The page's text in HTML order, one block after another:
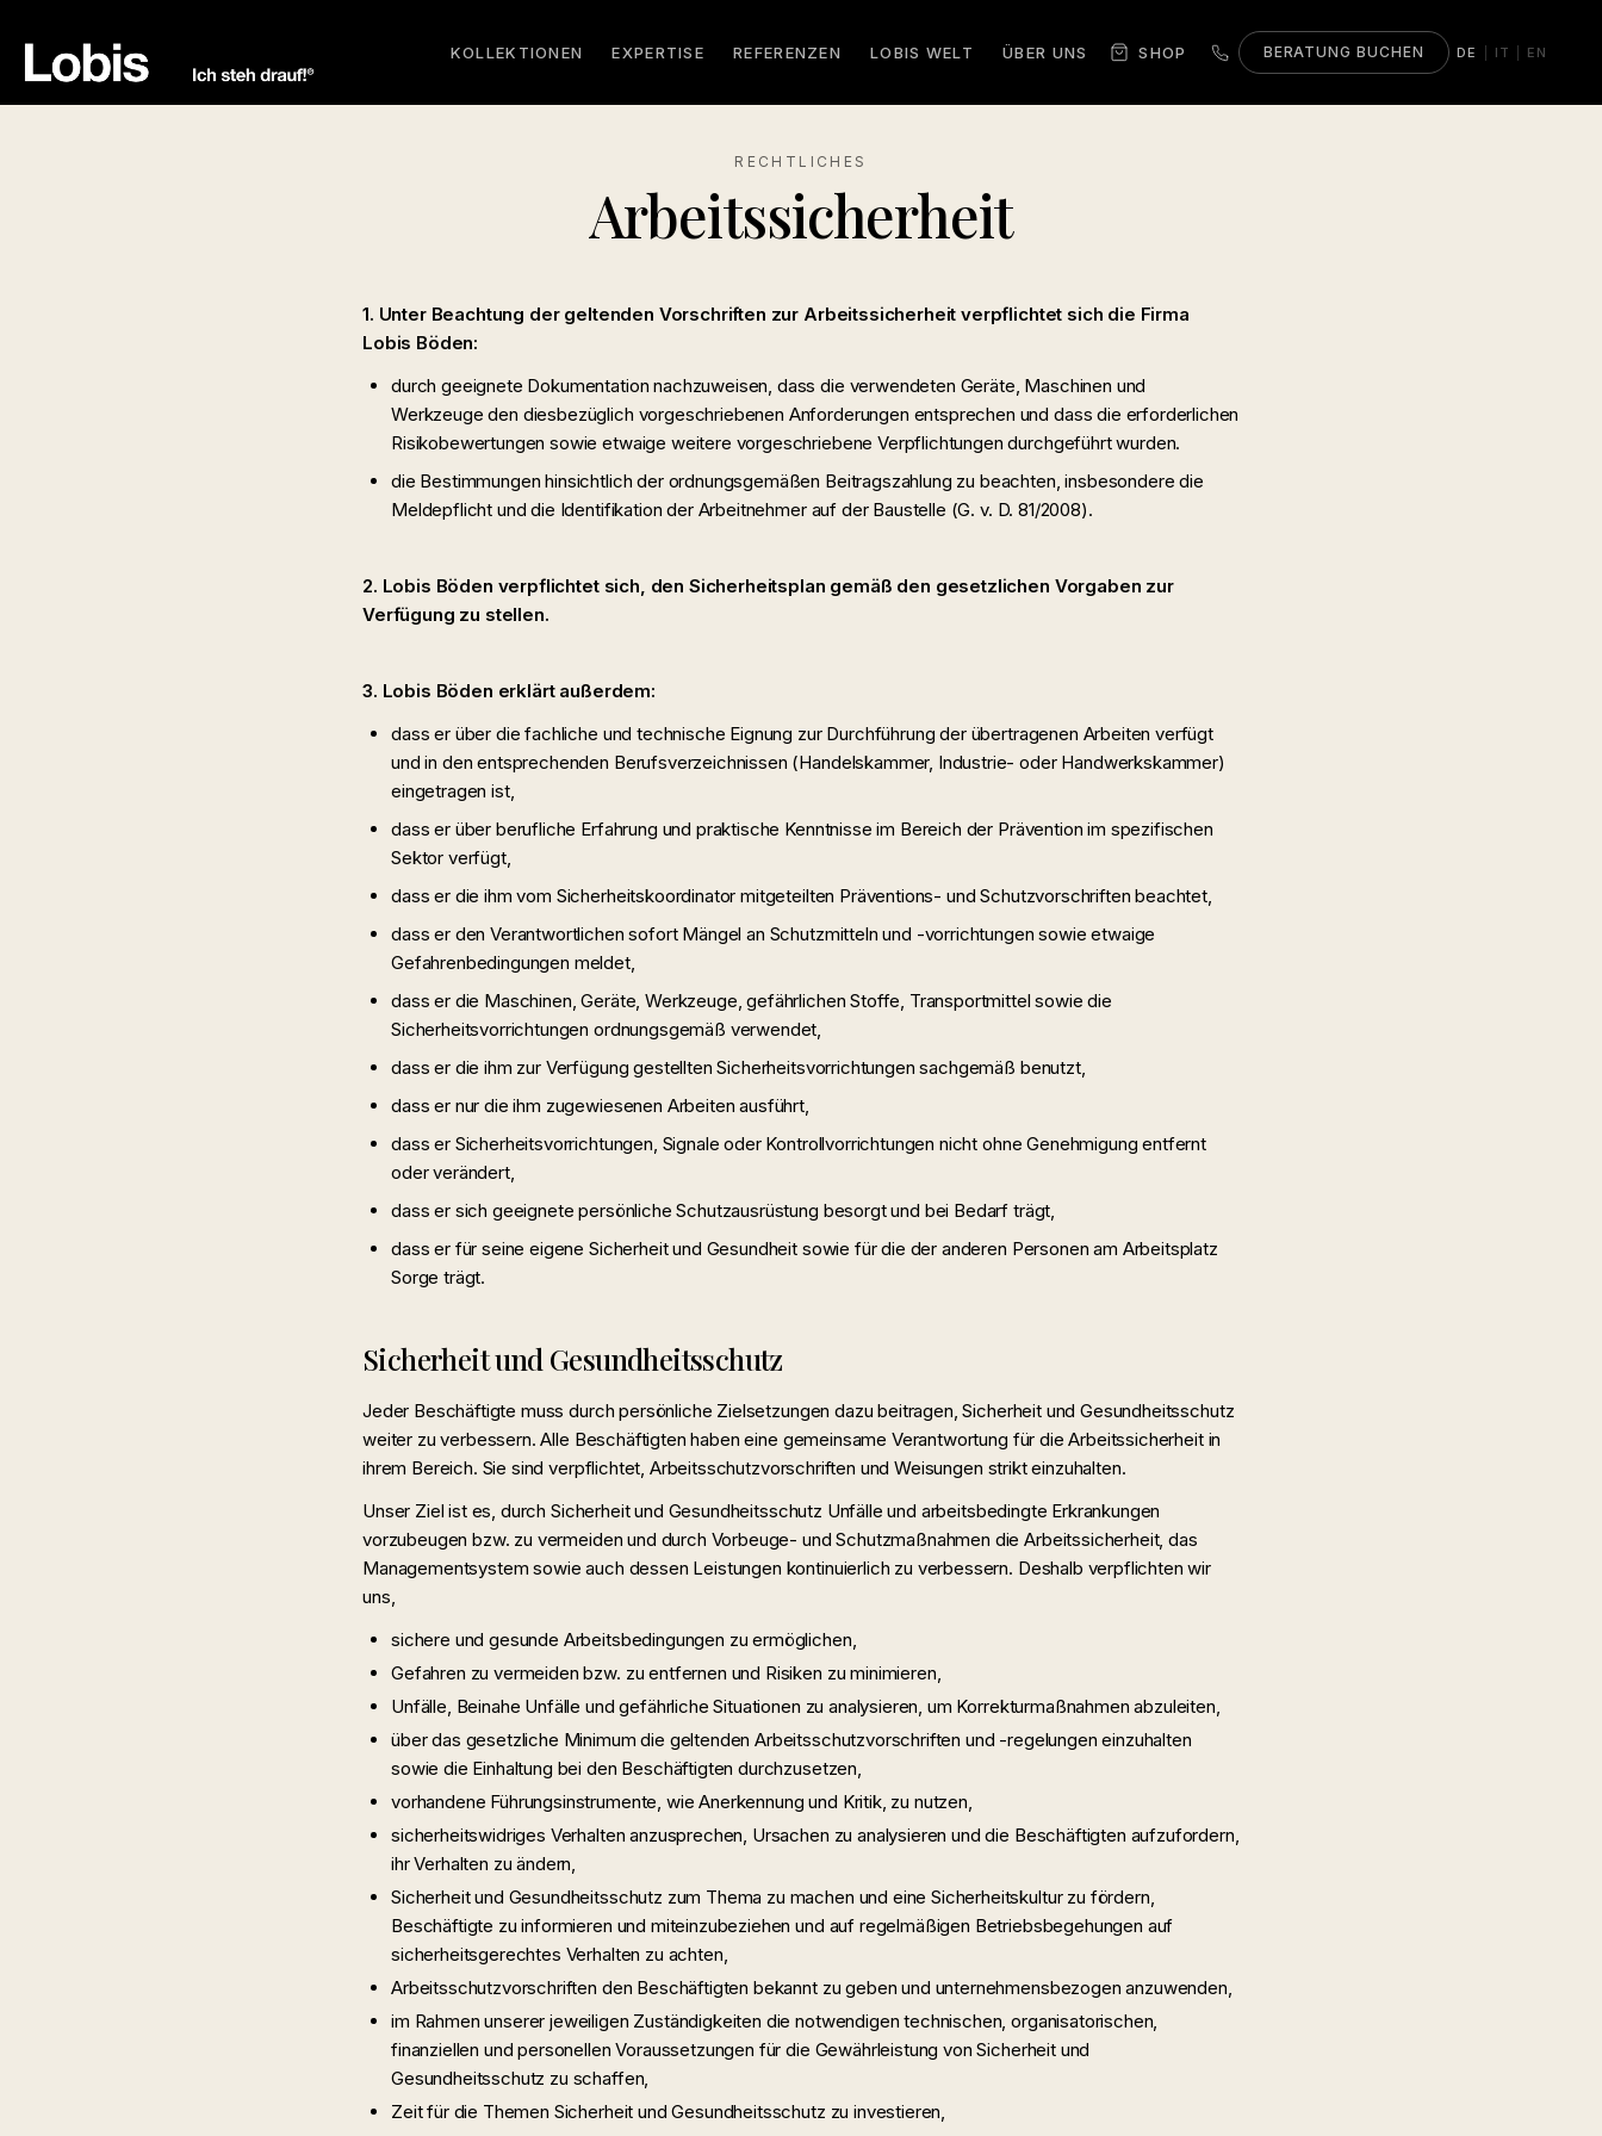
KOLLEKTIONEN EXPERTISE REFERENZEN LOBIS WELT ÜBER UNS SHOP BERATUNG BUCHEN DE IT EN
RECHTLICHES
Arbeitssicherheit
1. Unter Beachtung der geltenden Vorschriften zur Arbeitssicherheit verpflichtet sich die Firma
Lobis Böden:
durch geeignete Dokumentation nachzuweisen, dass die verwendeten Geräte, Maschinen und
Werkzeuge den diesbezüglich vorgeschriebenen Anforderungen entsprechen und dass die erforderlichen
Risikobewertungen sowie etwaige weitere vorgeschriebene Verpflichtungen durchgeführt wurden.
die Bestimmungen hinsichtlich der ordnungsgemäßen Beitragszahlung zu beachten, insbesondere die
Meldepflicht und die Identifikation der Arbeitnehmer auf der Baustelle (G. v. D. 81/2008).
2. Lobis Böden verpflichtet sich, den Sicherheitsplan gemäß den gesetzlichen Vorgaben zur
Verfügung zu stellen.
3. Lobis Böden erklärt außerdem:
dass er über die fachliche und technische Eignung zur Durchführung der übertragenen Arbeiten verfügt
und in den entsprechenden Berufsverzeichnissen (Handelskammer, Industrie- oder Handwerkskammer)
eingetragen ist,
dass er über berufliche Erfahrung und praktische Kenntnisse im Bereich der Prävention im spezifischen
Sektor verfügt,
dass er die ihm vom Sicherheitskoordinator mitgeteilten Präventions- und Schutzvorschriften beachtet,
dass er den Verantwortlichen sofort Mängel an Schutzmitteln und -vorrichtungen sowie etwaige
Gefahrenbedingungen meldet,
dass er die Maschinen, Geräte, Werkzeuge, gefährlichen Stoffe, Transportmittel sowie die
Sicherheitsvorrichtungen ordnungsgemäß verwendet,
dass er die ihm zur Verfügung gestellten Sicherheitsvorrichtungen sachgemäß benutzt,
dass er nur die ihm zugewiesenen Arbeiten ausführt,
dass er Sicherheitsvorrichtungen, Signale oder Kontrollvorrichtungen nicht ohne Genehmigung entfernt
oder verändert,
dass er sich geeignete persönliche Schutzausrüstung besorgt und bei Bedarf trägt,
dass er für seine eigene Sicherheit und Gesundheit sowie für die der anderen Personen am Arbeitsplatz
Sorge trägt.
Sicherheit und Gesundheitsschutz
Jeder Beschäftigte muss durch persönliche Zielsetzungen dazu beitragen, Sicherheit und Gesundheitsschutz
weiter zu verbessern. Alle Beschäftigten haben eine gemeinsame Verantwortung für die Arbeitssicherheit in
ihrem Bereich. Sie sind verpflichtet, Arbeitsschutzvorschriften und Weisungen strikt einzuhalten.
Unser Ziel ist es, durch Sicherheit und Gesundheitsschutz Unfälle und arbeitsbedingte Erkrankungen
vorzubeugen bzw. zu vermeiden und durch Vorbeuge- und Schutzmaßnahmen die Arbeitssicherheit, das
Managementsystem sowie auch dessen Leistungen kontinuierlich zu verbessern. Deshalb verpflichten wir
uns,
sichere und gesunde Arbeitsbedingungen zu ermöglichen,
Gefahren zu vermeiden bzw. zu entfernen und Risiken zu minimieren,
Unfälle, Beinahe Unfälle und gefährliche Situationen zu analysieren, um Korrekturmaßnahmen abzuleiten,
über das gesetzliche Minimum die geltenden Arbeitsschutzvorschriften und -regelungen einzuhalten
sowie die Einhaltung bei den Beschäftigten durchzusetzen,
vorhandene Führungsinstrumente, wie Anerkennung und Kritik, zu nutzen,
sicherheitswidriges Verhalten anzusprechen, Ursachen zu analysieren und die Beschäftigten aufzufordern,
ihr Verhalten zu ändern,
Sicherheit und Gesundheitsschutz zum Thema zu machen und eine Sicherheitskultur zu fördern,
Beschäftigte zu informieren und miteinzubeziehen und auf regelmäßigen Betriebsbegehungen auf
sicherheitsgerechtes Verhalten zu achten,
Arbeitsschutzvorschriften den Beschäftigten bekannt zu geben und unternehmensbezogen anzuwenden,
im Rahmen unserer jeweiligen Zuständigkeiten die notwendigen technischen, organisatorischen,
finanziellen und personellen Voraussetzungen für die Gewährleistung von Sicherheit und
Gesundheitsschutz zu schaffen,
Zeit für die Themen Sicherheit und Gesundheitsschutz zu investieren,